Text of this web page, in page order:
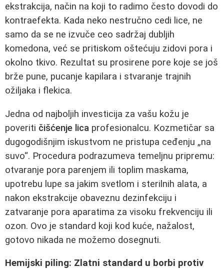
ekstrakcija, način na koji to radimo često dovodi do
kontraefekta. Kada neko nestručno cedi lice, ne
samo da se ne izvuče ceo sadržaj dubljih
komedona, već se pritiskom oštećuju zidovi pora i
okolno tkivo. Rezultat su prosirene pore koje se još
brže pune, pucanje kapilara i stvaranje trajnih
ožiljaka i flekica.
Jedna od najboljih investicija za vašu kožu je
poveriti čišćenje lica profesionalcu. Kozmetičar sa
dugogodišnjim iskustvom ne pristupa ceđenju „na
suvo“. Procedura podrazumeva temeljnu pripremu:
otvaranje pora parenjem ili toplim maskama,
upotrebu lupe sa jakim svetlom i sterilnih alata, a
nakon ekstrakcije obaveznu dezinfekciju i
zatvaranje pora aparatima za visoku frekvenciju ili
ozon. Ovo je standard koji kod kuće, nažalost,
gotovo nikada ne možemo dosegnuti.
Hemijski piling: Zlatni standard u borbi protiv